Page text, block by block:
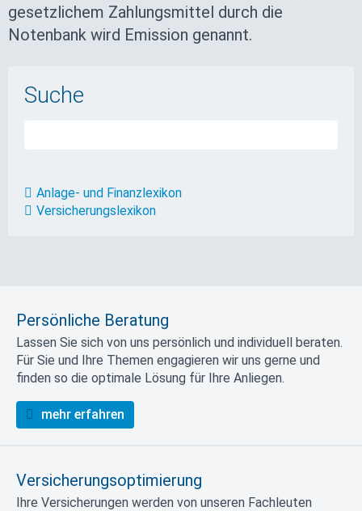
gesetzlichem Zahlungsmittel durch die
Notenbank wird Emission genannt.
Suche
Anlage- und Finanzlexikon
Versicherungslexikon
Persönliche Beratung
Lassen Sie sich von uns persönlich und individuell beraten.
Für Sie und Ihre Themen engagieren wir uns gerne und
finden so die optimale Lösung für Ihre Anliegen.
mehr erfahren
Versicherungsoptimierung
Ihre Versicherungen werden von unseren Fachleuten